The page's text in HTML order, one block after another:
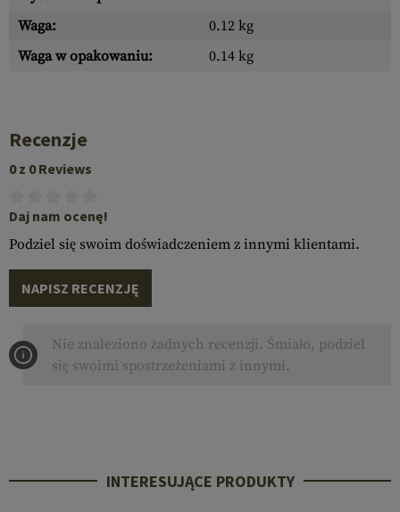
Waga:
0.12 kg
Waga w opakowaniu:
0.14 kg
Recenzje
0 z 0 Reviews
Daj nam ocenę!
Podziel się swoim doświadczeniem z innymi klientami.
NAPISZ RECENZJĘ
Nie znaleziono żadnych recenzji. Śmiało, podziel
się swoimi spostrzeżeniami z innymi.
INTERESUJĄCE PRODUKTY